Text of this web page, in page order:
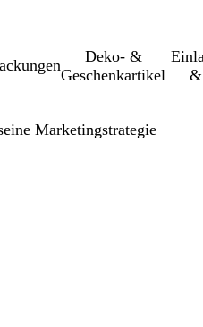
Deko- &
Geschenkartikel
&
Marketingstrategie